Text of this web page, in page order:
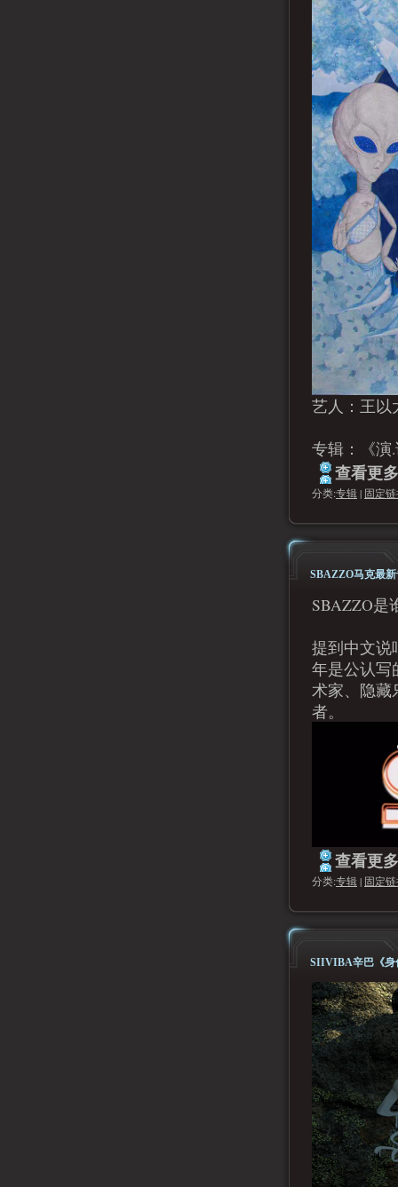
艺人：王以
专辑：《演
查看更
分类:专辑| 固定
SBAZZO马克最
SBAZZO是
提到中文说
年是公认写
术家、隐藏
者。
查看更
分类:专辑| 固定
SIIVIBA辛巴《身